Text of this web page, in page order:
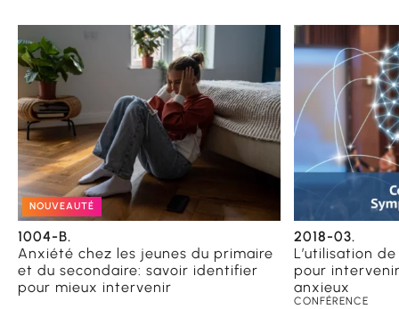
NOUVEAUTÉ
1004-B.
Anxiété chez les jeunes du primaire
et du secondaire: savoir identifier
pour mieux intervenir
2018-03.
L’utilisation
pour
anxieux
CONFÉRENCE